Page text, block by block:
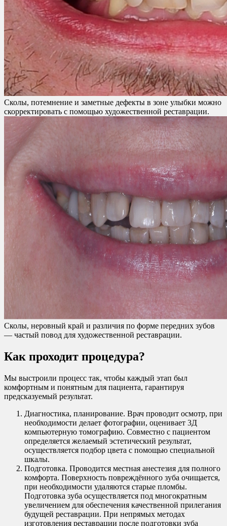
Сколы, потемнение и заметные дефекты в зоне улыбки можно
скорректировать с помощью художественной реставрации.
Сколы, неровный край и различия по форме передних зубов
— частый повод для художественной реставрации.
Как проходит процедура?
Мы выстроили процесс так, чтобы каждый этап был
комфортным и понятным для пациента, гарантируя
предсказуемый результат.
Диагностика, планирование. Врач проводит осмотр, при
необходимости делает фотографии, оценивает 3Д
компьютерную томографию. Совместно с пациентом
определяется желаемый эстетический результат,
осуществляется подбор цвета с помощью специальной
шкалы.
Подготовка. Проводится местная анестезия для полного
комфорта. Поверхность повреждённого зуба очищается,
при необходимости удаляются старые пломбы.
Подготовка зуба осуществляется под многократным
увеличением для обеспечения качественной прилегания
будущей реставрации. При непрямых методах
изготовления реставрации после подготовки зуба